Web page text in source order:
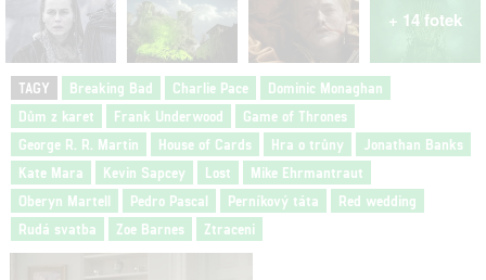
+ 14 fotek
TAGY Breaking Bad Charlie Pace
Dominic Monaghan
Dům z karet
Frank Underwood
Game of Thrones
George R. R. Martin
House of Cards Hra o trůny
Jonathan Banks
Kate Mara
Kevin Sapcey Lost
Mike Ehrmantraut
Oberyn Martell
Pedro Pascal Perníkový táta
Red wedding
Rudá svatba
Zoe Barnes Ztraceni